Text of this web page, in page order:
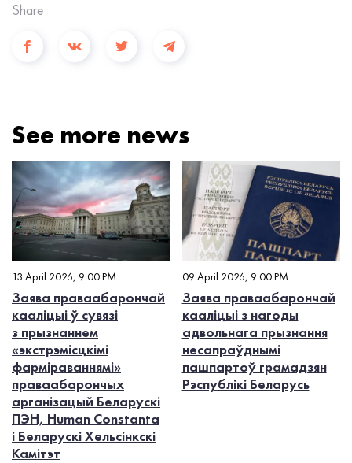
Share
See more news
13 April 2026, 9:00 PM
Заява праваабарончай
кааліцыі ў сувязі
з прызнаннем
«экстрэмісцкімі
фарміраваннямі»
праваабарончых
арганізацый Беларускі
ПЭН, Human Constanta
і Беларускі Хельсінкскі
Камітэт
09 April 2026, 9:00 PM
Заява праваабарончай
кааліцыі з нагоды
адвольнага прызнання
несапраўднымі
пашпартоў грамадзян
Рэспублікі Беларусь